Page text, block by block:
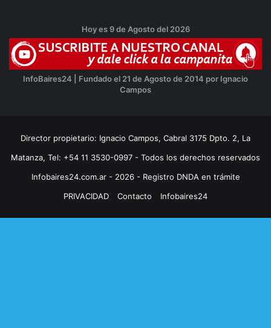
Hoy es 9 de Agosto del 2026
InfoBaires24 | Fundado el 21 de Agosto de 2014 por Ignacio
Campos
Director propietario: Ignacio Campos, Cabral 3175 Dpto. 2, La
Matanza, Tel: +54 11 3530-0997 - Todos los derechos reservados
Infobaires24.com.ar - 2026 - Registro DNDA en trámite
PRIVACIDAD
Contacto Infobaires24